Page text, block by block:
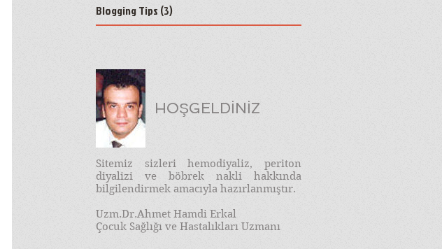
Blogging Tips (3)
HOŞGELDİNİZ
Sitemiz sizleri hemodiyaliz, periton
diyalizi ve böbrek nakli hakkında
bilgilendirmek amacıyla hazırlanmıştır.
Uzm.Dr.Ahmet Hamdi Erkal
Çocuk Sağlığı ve Hastalıkları Uzmanı